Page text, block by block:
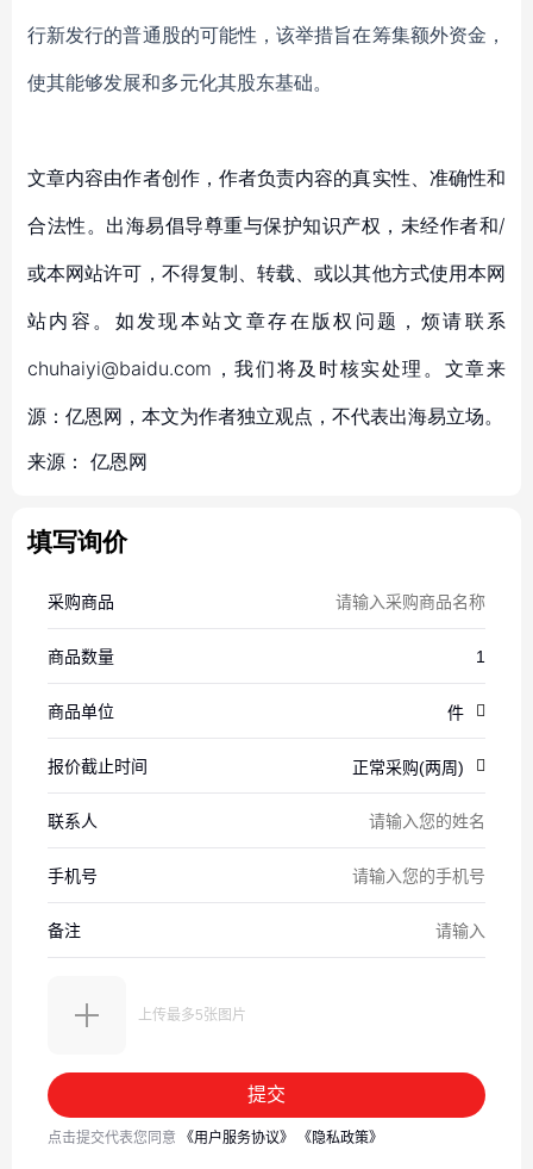
行新发行的普通股的可能性 ，该举措旨在筹集额外资金，
使其能够发展和多元化其股东基础。
文章内容由作者创作，作者负责内容的真实性、准确性和
合法性。出海易倡导尊重与保护知识产权，未经作者和/
或本网站许可，不得复制、转载、或以其他方式使用本网
站内容。如发现本站文章存在版权问题，烦请联系
chuhaiyi@baidu.com，我们将及时核实处理。文章来
源：亿恩网，本文为作者独立观点，不代表出海易立场。
来源： 亿恩网
填写询价